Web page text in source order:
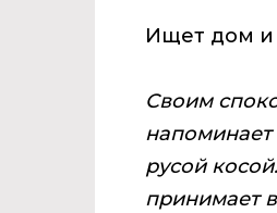
Ищет дом и
Своим
напоминает
русой
принимает